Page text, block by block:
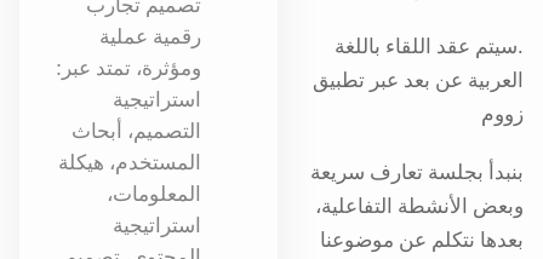
.سيتم عقد اللقاء باللغة
العربية عن بعد عبر تطبيق
زووم
‎بنبدأ بجلسة تعارف سريعة
وبعض الأنشطة التفاعلية،
بعدها نتكلم عن موضوعنا
رقمية عملية
ومؤثرة، تمتد عبر:
استراتيجية
التصميم، أبحاث
المستخدم، هيكلة
المعلومات،
استراتيجية